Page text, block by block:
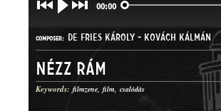
00:00
COMPOSER: DE FRIES KÁROLY- KOVÁCH KÁLMÁN
Nézz rám
Keywords: filmzene film csalódás